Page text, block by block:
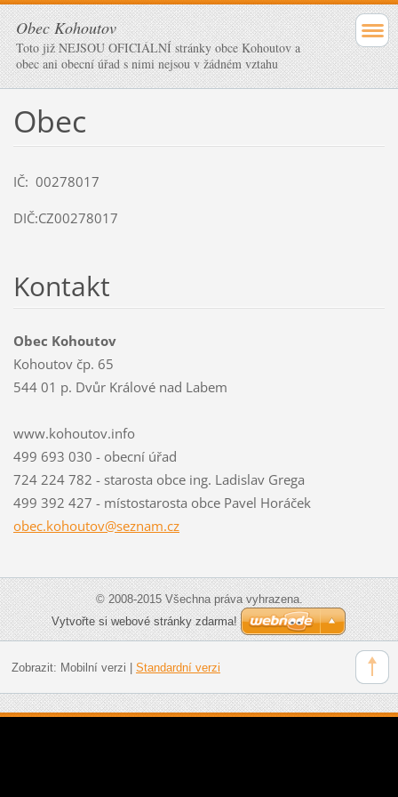
Obec Kohoutov
Toto již NEJSOU OFICIÁLNÍ stránky obce Kohoutov a
obec ani obecní úřad s nimi nejsou v žádném vztahu
Obec
IČ: 00278017
DIČ:CZ00278017
Kontakt
Obec Kohoutov
Kohoutov čp. 65
544 01 p. Dvůr Králové nad Labem
www.kohoutov.info
499 693 030 - obecní úřad
724 224 782 - starosta obce ing. Ladislav Grega
499 392 427 - místostarosta obce Pavel Horáček
obec.kohoutov@seznam.cz
© 2008-2015 Všechna práva vyhrazena.
Vytvořte si webové stránky zdarma!
Zobrazit: Mobilní verzi Standardní verzi